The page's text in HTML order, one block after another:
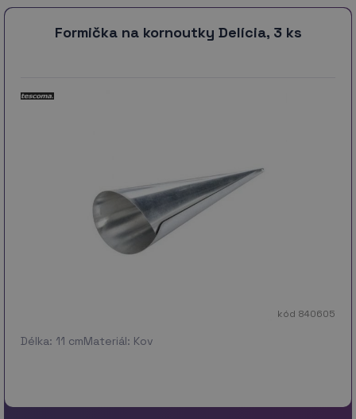
Formička na kornoutky Delícia, 3 ks
kód 840605
Délka: 11 cmMateriál: Kov